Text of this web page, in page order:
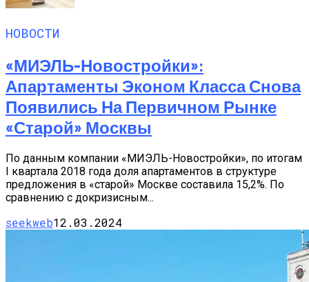
НОВОСТИ
«МИЭЛЬ-Новостройки»:
Апартаменты Эконом Класса Снова
Появились На Первичном Рынке
«старой» Москвы
По данным компании «МИЭЛЬ-Новостройки», по итогам
I квартала 2018 года доля апартаментов в структуре
предложения в «старой» Москве составила 15,2%. По
сравнению с докризисным...
seekweb12.03.2024